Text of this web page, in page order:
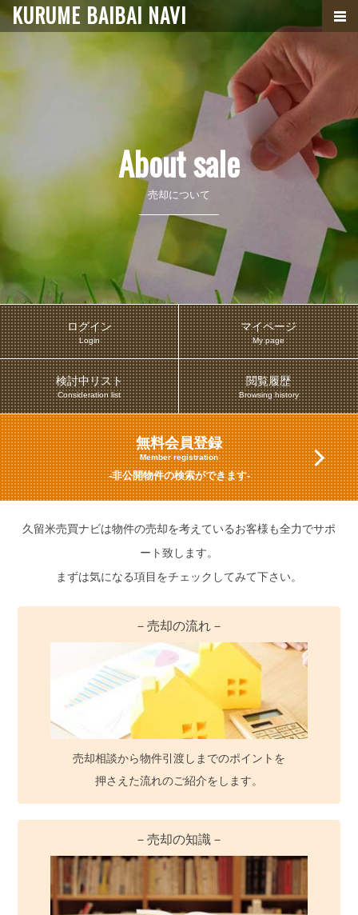
KURUME BAIBAI NAVI
About sale
売却について
ログイン
Login
マイページ
My page
検討中リスト
Consideration list
閲覧履歴
Browsing history
無料会員登録
Member registration
-非公開物件の検索ができます-
久留米売買ナビは物件の売却を考えているお客様も全力でサポ
ート致します。
まずは気になる項目をチェックしてみて下さい。
－売却の流れ－
売却相談から物件引渡しまでのポイントを
押さえた流れのご紹介をします。
－売却の知識－